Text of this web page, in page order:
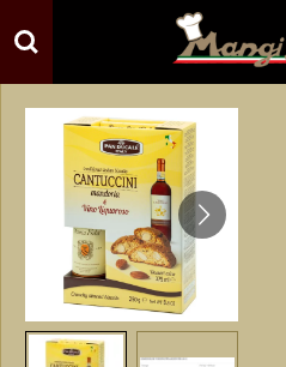
direct
naar
hoofdinhoud